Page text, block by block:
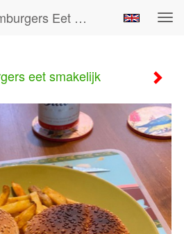
Ramon Jan Vet - Hamburgers Eet Smakelijk
eet smakelijk